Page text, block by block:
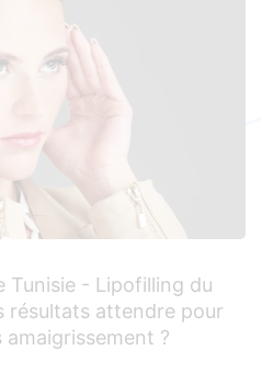
Tunisie - Lipofilling du
résultats attendre pour
amaigrissement ?